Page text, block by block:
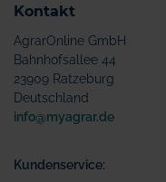
Kontakt
AgrarOnline GmbH
Bahnhofsallee 44
23909 Ratzeburg
Deutschland
info@myagrar.de
Kundenservice: